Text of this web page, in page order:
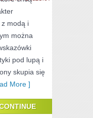
PRZYGOTOWANIE
SKÓRY
z modą i
można
pod lupą i
skupia się
More ]